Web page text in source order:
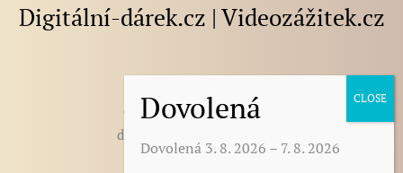
Digitální-dárek.cz | Videozážitek.cz
darek@digitalni-darek.cz
digitalni-darek@seznam.cz
Dovolená 3. 8. 2026 – 7. 8. 2026